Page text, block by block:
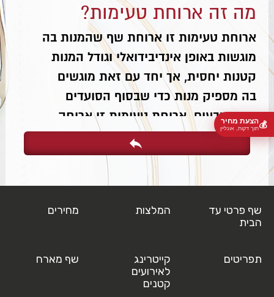
💰הצעת מחיר
תוך דקות, אונליין
מה זה ארוחת טעימות?
ארוחת טעימות זו ארוחת שף שהמנות בה
מוגשות באופן אינדיבידואלי וגודל המנות
קטנות יחסית, אך יחד עם זאת מוגשים
בה מספיק מנות כדי שבסוף הסועדים
יצאו שבעים. ארוחת טעימות זו ארוחה
בה היצירתיות והטעמים באים לידי ביטוי
באופן משמעותי יותר מארוחת שף רגילה
טעימות הוא המועדף ביותר בקרב לקוחות
שמתחילה כבר בנראות הצוות המבשל
אשר לבוש יפה ומקצועי, עריכת השולחן
שף פרטי עד
הבית
תפריטים
המלצות
קייטרינג
לאירועים
קטנים
מחירים
שף מארח